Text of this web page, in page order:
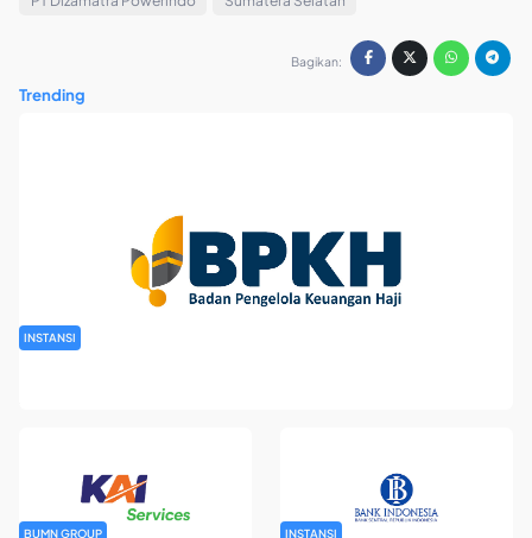
Bagikan:
Trending
INSTANSI
BUMN GROUP INSTANSI